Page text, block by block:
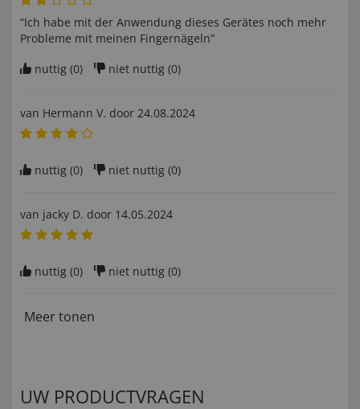
“Ich habe mit der Anwendung dieses Gerätes noch mehr
Probleme mit meinen Fingernägeln”
nuttig (0) niet nuttig (0)
van Hermann V. door 24.08.2024
nuttig (0) niet nuttig (0)
van jacky D. door 14.05.2024
nuttig (0) niet nuttig (0)
Meer tonen
UW PRODUCTVRAGEN